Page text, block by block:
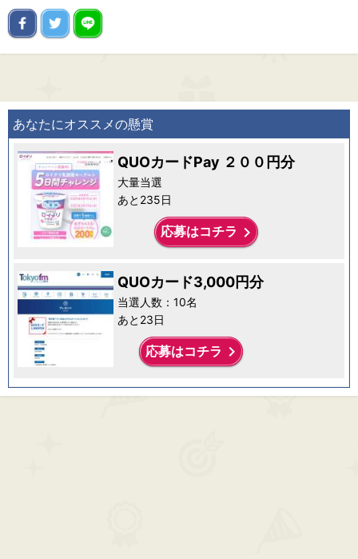
あなたにオススメの懸賞
QUOカードPay ２００円分
大量当選
あと235日
応募はコチラ keyboard_arrow_right
QUOカード3,000円分
当選人数：10名
あと23日
応募はコチラ keyboard_arrow_right